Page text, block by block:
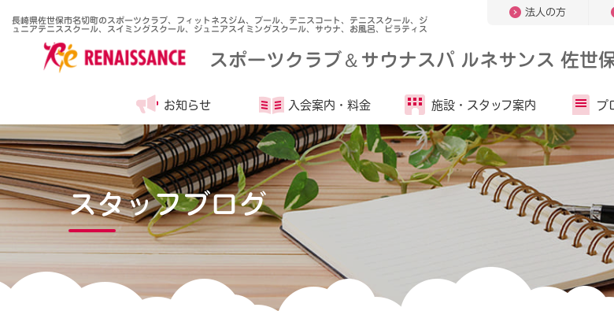
長崎県佐世保市名切町のスポーツクラブ、フィットネスジム、プール、テニスコート、テニススクール、ジ
ュニアテニススクール、スイミングスクール、ジュニアスイミングスクール、サウナ、お風呂、ピラティス
法人の方
スポーツクラブ＆サウナスパ ルネサンス 佐世
お知らせ 入会案内・ 料金 施設・ スタッフ案内 プ
スタッフブログ